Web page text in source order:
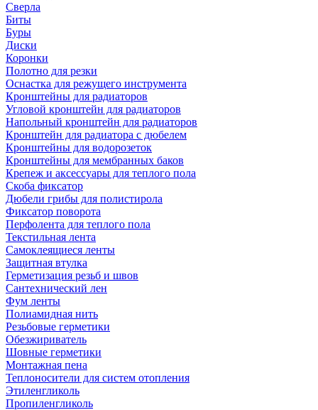
Сверла
Биты
Буры
Диски
Коронки
Полотно для резки
Оснастка для режущего инструмента
Кронштейны для радиаторов
Угловой кронштейн для радиаторов
Напольный кронштейн для радиаторов
Кронштейн для радиатора с дюбелем
Кронштейны для водорозеток
Кронштейны для мембранных баков
Крепеж и аксессуары для теплого пола
Скоба фиксатор
Дюбели грибы для полистирола
Фиксатор поворота
Перфолента для теплого пола
Текстильная лента
Самоклеящиеся ленты
Защитная втулка
Герметизация резьб и швов
Сантехнический лен
Фум ленты
Полиамидная нить
Резьбовые герметики
Обезжириватель
Шовные герметики
Монтажная пена
Теплоносители для систем отопления
Этиленгликоль
Пропиленгликоль